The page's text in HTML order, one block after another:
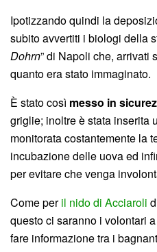
Ipotizzando quindi la
subito avvertiti i biologi della
Dohrn” di Napoli che, arrivati
quanto era stato immaginato.
È stato così messo in
griglie; inoltre è stata inserita
monitorata costantemente la
incubazione delle uova ed
per evitare che venga
Come peril nido di Acciaroli
questo ci saranno i volontari
fare informazione tra i